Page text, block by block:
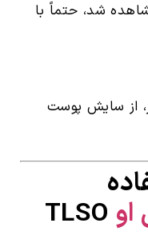
شد، حتماً با
از سایش پوست
TLSO